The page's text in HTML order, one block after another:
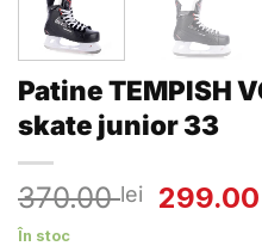
Patine TEMPISH
skate junior 33
370.00lei
Prețul
299.00
În stoc